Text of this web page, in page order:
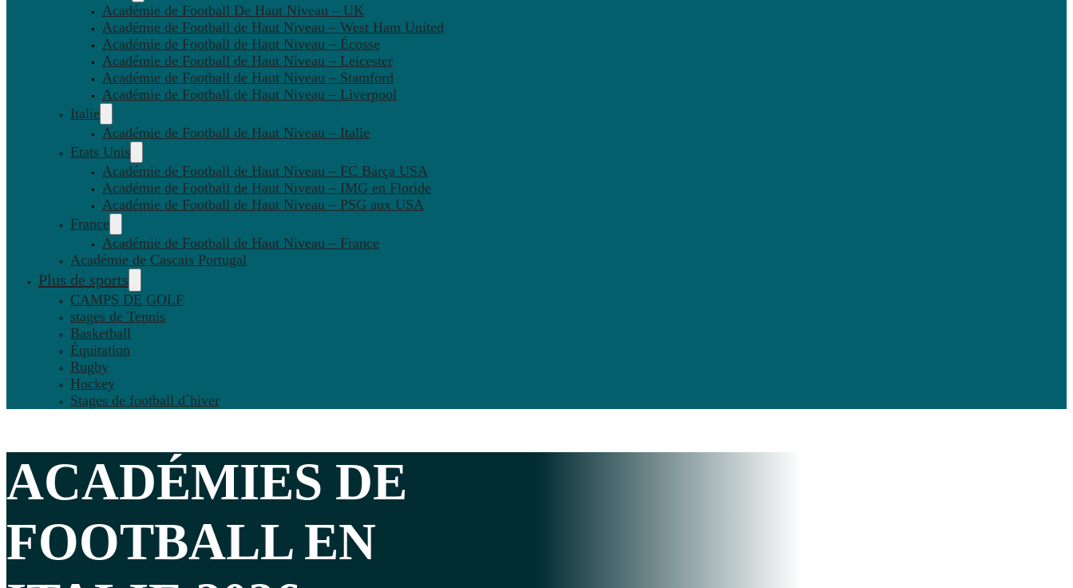
Académie de Football De Haut Niveau – UK
Académie de Football de Haut Niveau – West Ham United
Académie de Football de Haut Niveau – Écosse
Académie de Football de Haut Niveau – Leicester
Académie de Football de Haut Niveau – Stamford
Académie de Football de Haut Niveau – Liverpool
Italie
Académie de Football de Haut Niveau – Italie
Etats Unis
Académie de Football de Haut Niveau – FC Barça USA
Académie de Football de Haut Niveau – IMG en Floride
Académie de Football de Haut Niveau – PSG aux USA
France
Académie de Football de Haut Niveau – France
Académie de Cascais Portugal
Plus de sports
CAMPS DE GOLF
stages de Tennis
Basketball
Équitation
Rugby
Hockey
Stages de football d´hiver
ACADÉMIES DE
FOOTBALL EN